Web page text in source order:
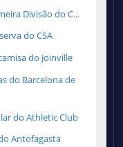
Divisão do C...
do CSA
do Joinville
do Barcelona de
do Athletic Club
Antofagasta